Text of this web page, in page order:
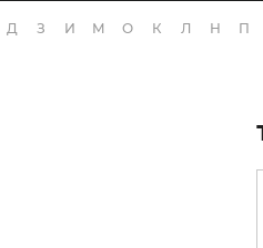
Д З И М О К Л Н П